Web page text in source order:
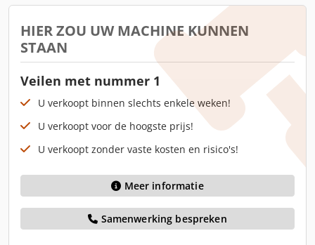
HIER ZOU UW MACHINE KUNNEN
STAAN
Veilen met nummer 1
U verkoopt binnen slechts enkele weken!
U verkoopt voor de hoogste prijs!
U verkoopt zonder vaste kosten en risico's!
Meer informatie
Samenwerking bespreken